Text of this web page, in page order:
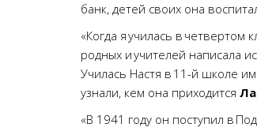
банк, детей своих она
«Когда я училась в четвертом
родных и учителей написала
Училась Настя в 11-й школе
узнали, кем она приходится
«В 1941 году он поступил в